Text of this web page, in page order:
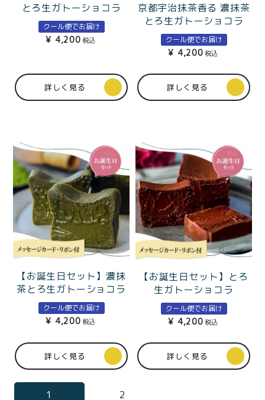
とろ生ガトーショコラ
クール便でお届け
¥ 4,200 税込
詳しく見る
京都宇治抹茶香る 濃抹茶
とろ生ガトーショコラ
クール便でお届け
¥ 4,200 税込
詳しく見る
【お誕生日セット】濃抹
茶とろ生ガトーショコラ
クール便でお届け
¥ 4,200 税込
詳しく見る
【お誕生日セット】とろ
生ガトーショコラ
クール便でお届け
¥ 4,200 税込
詳しく見る
1 2